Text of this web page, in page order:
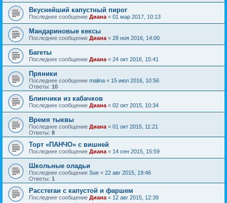
Вкуснейший капустный пирог
Последнее сообщение Диана « 01 мар 2017, 10:13
Мандариновые кексы
Последнее сообщение Диана « 28 ноя 2016, 14:00
Багеты
Последнее сообщение Диана « 24 окт 2016, 15:41
Пряники
Последнее сообщение malina « 15 июл 2016, 10:56
Ответы: 10
Блинчики из кабачков
Последнее сообщение Диана « 02 окт 2015, 10:34
Время тыквы
Последнее сообщение Диана « 01 окт 2015, 11:21
Ответы: 8
Торт «ПАНЧО» с вишней
Последнее сообщение Диана « 14 сен 2015, 15:59
Школьные оладьи
Последнее сообщение Sue « 22 авг 2015, 19:46
Ответы: 1
Расстегаи с капустой и фаршем
Последнее сообщение Диана « 12 авг 2015, 12:39